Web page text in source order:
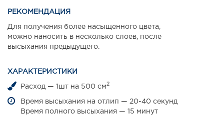
РЕКОМЕНДАЦИЯ
Для получения более насыщенного цвета,
можно наносить в несколько слоев, после
высыхания предыдущего.
ХАРАКТЕРИСТИКИ
Расход — 1шт на 500 см2
Время высыхания на отлип — 20-40 секунд
Время полного высыхания — 15 минут